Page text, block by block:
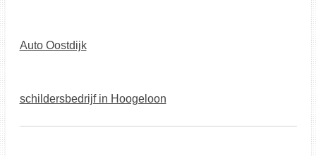
Auto Oostdijk
schildersbedrijf in Hoogeloon